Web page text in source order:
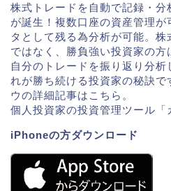
株式トレードを自動で記録・分
が誕生！複数口座の資産管理
タとして残る為分析が可能。株
ではなく、勝負強い投資家の方
自分のトレードを振り返り分
れが勝ち続ける投資家の秘訣で
ウの詳細記事はこちら。
個人投資家の投資管理ツール「
iPhoneの方ダウンロード